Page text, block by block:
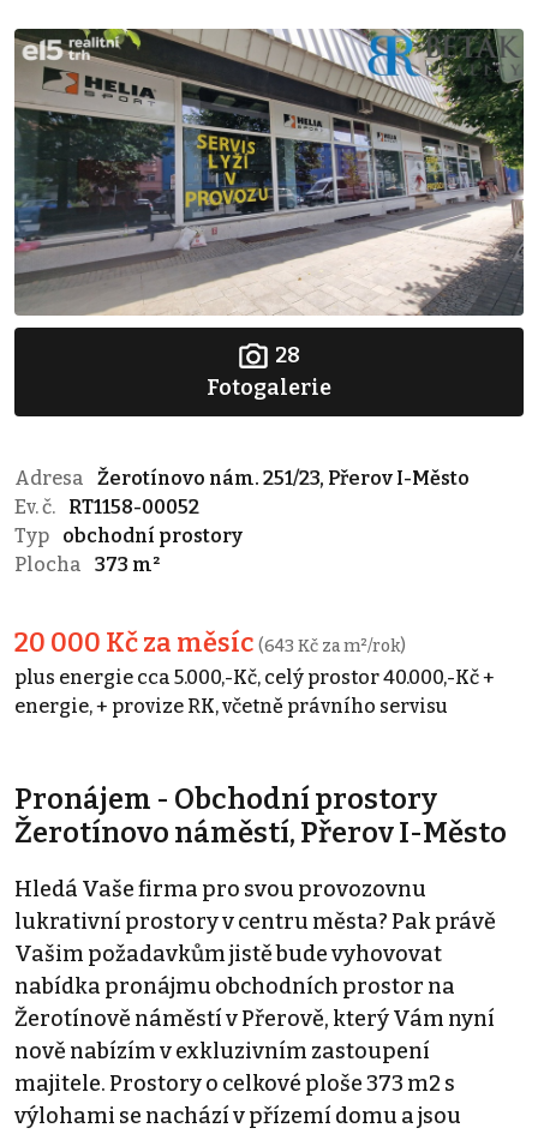
28
Fotogalerie
Adresa
Žerotínovo nám. 251/23, Přerov I-Město
Ev. č.
RT1158-00052
Typ
obchodní prostory
Plocha
373 m²
20 000 Kč za měsíc (643 Kč za m²/rok)
plus energie cca 5.000,-Kč, celý prostor 40.000,-Kč +
energie, + provize RK, včetně právního servisu
Pronájem - Obchodní prostory
Žerotínovo náměstí, Přerov I-Město
Hledá Vaše firma pro svou provozovnu
lukrativní prostory v centru města? Pak právě
Vašim požadavkům jistě bude vyhovovat
nabídka pronájmu obchodních prostor na
Žerotínově náměstí v Přerově, který Vám nyní
nově nabízím v exkluzivním zastoupení
majitele. Prostory o celkové ploše 373 m2 s
výlohami se nachází v přízemí domu a jsou